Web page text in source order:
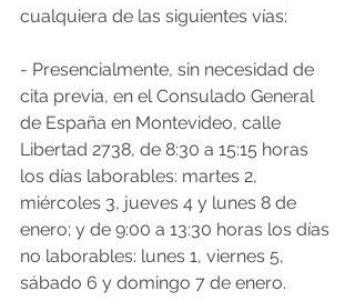
cualquiera de las siguientes vías:
- Presencialmente, sin necesidad de
cita previa, en el Consulado General
de España en Montevideo, calle
Libertad 2738, de 8:30 a 15:15 horas
los días laborables: martes 2,
miércoles 3, jueves 4 y lunes 8 de
enero; y de 9:00 a 13:30 horas los días
no laborables: lunes 1, viernes 5,
sábado 6 y domingo 7 de enero.